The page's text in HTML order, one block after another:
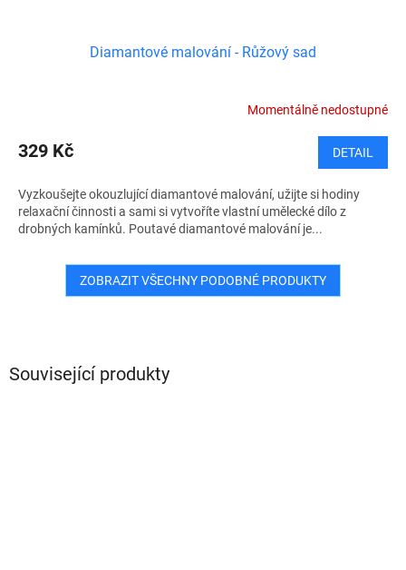
Související produkty
Diamantové malování - Růžový sad
Momentálně nedostupné
329 Kč DETAIL
Vyzkoušejte okouzlující diamantové malování, užijte si hodiny
relaxační činnosti a sami si vytvoříte vlastní umělecké dílo z
drobných kamínků. Poutavé diamantové malování je...
ZOBRAZIT VŠECHNY PODOBNÉ PRODUKTY